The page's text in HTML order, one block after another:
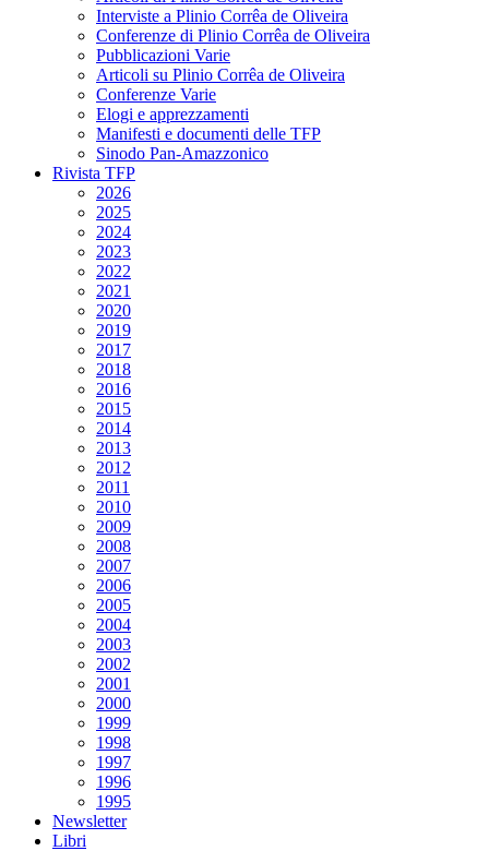
Interviste a Plinio Corrêa de Oliveira
Conferenze di Plinio Corrêa de Oliveira
Pubblicazioni Varie
Articoli su Plinio Corrêa de Oliveira
Conferenze Varie
Elogi e apprezzamenti
Manifesti e documenti delle TFP
Sinodo Pan-Amazzonico
Rivista TFP
2026
2025
2024
2023
2022
2021
2020
2019
2017
2018
2016
2015
2014
2013
2012
2011
2010
2009
2008
2007
2006
2005
2004
2003
2002
2001
2000
1999
1998
1997
1996
1995
Newsletter
Libri